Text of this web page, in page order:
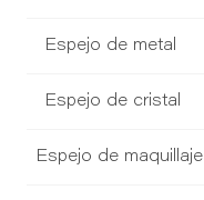
Espejo de metal
Espejo de cristal
Espejo de maquillaje